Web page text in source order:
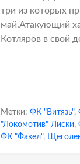
три из которых
май.Атакующий
Котляров в свой
Метки: ФК "Витязь",
"Локомотив" Лиски,
ФК "Факел",